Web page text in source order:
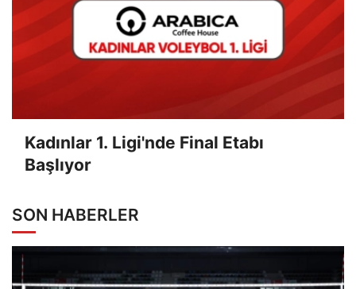
Kadınlar 1. Ligi'nde Final Etabı
Başlıyor
SON HABERLER